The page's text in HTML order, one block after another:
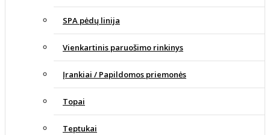
SPA pėdų linija
Vienkartinis paruošimo rinkinys
Įrankiai / Papildomos priemonės
Topai
Teptukai